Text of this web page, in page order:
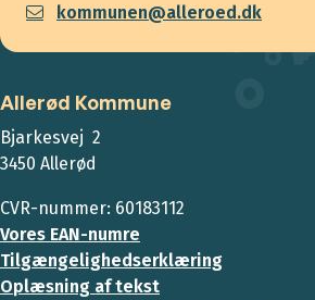
kommunen@alleroed.dk
Allerød Kommune
Bjarkesvej 2
3450 Allerød
CVR-nummer: 60183112
Vores EAN-numre
Tilgængelighedserklæring
Oplæsning af tekst